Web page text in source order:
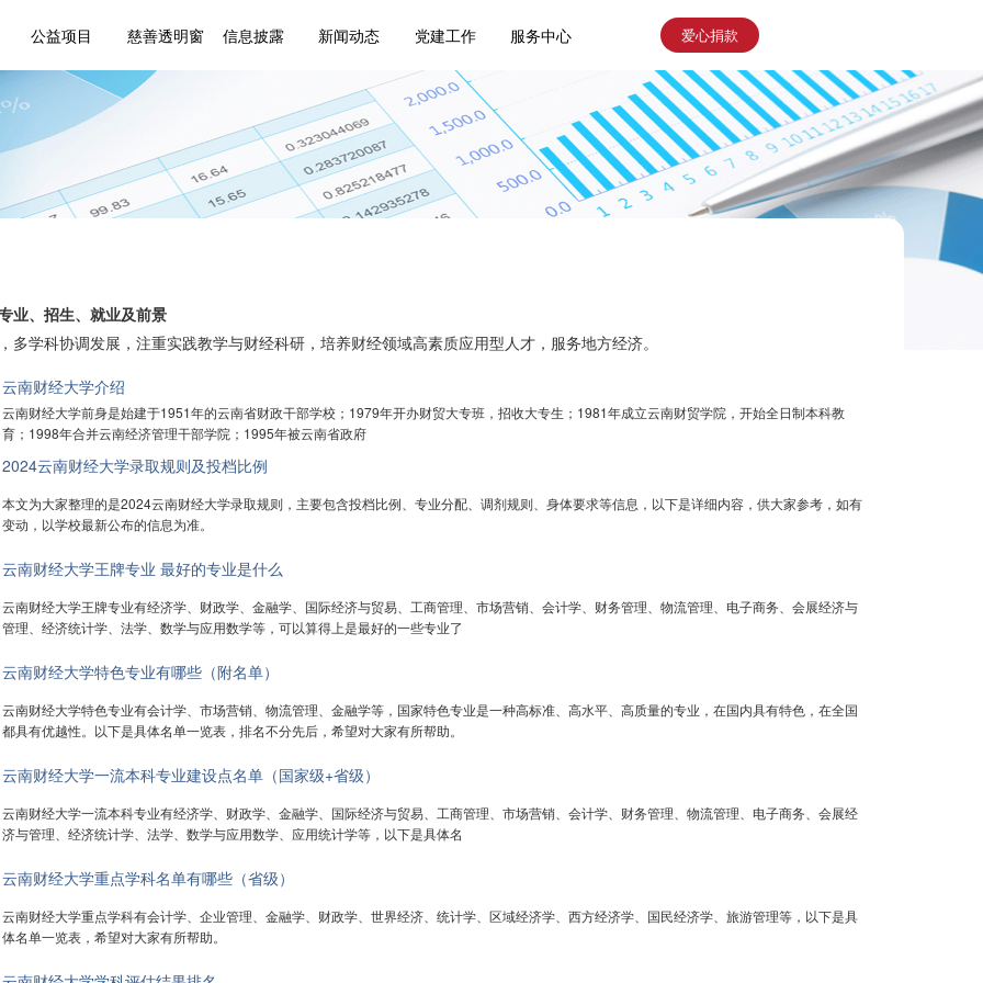
公益项目 慈善透明窗 信息披露 新闻动态 党建工作 服务中心 爱心捐款
业、招生、就业及前景
多学科协调发展，注重实践教学与财经科研，培养财经领域高素质应用型人才，服务地方经济。
云南财经大学介绍
云南财经大学前身是始建于1951年的云南省财政干部学校；1979年开办财贸大专班，招收大专生；1981年成立云南财贸学院，开始全日制本科教
育；1998年合并云南经济管理干部学院；1995年被云南省政府
2024云南财经大学录取规则及投档比例
本文为大家整理的是2024云南财经大学录取规则，主要包含投档比例、专业分配、调剂规则、身体要求等信息，以下是详细内容，供大家参考，如有
变动，以学校最新公布的信息为准。
云南财经大学王牌专业 最好的专业是什么
云南财经大学王牌专业有经济学、财政学、金融学、国际经济与贸易、工商管理、市场营销、会计学、财务管理、物流管理、电子商务、会展经济与
管理、经济统计学、法学、数学与应用数学等，可以算得上是最好的一些专业了
云南财经大学特色专业有哪些（附名单）
云南财经大学特色专业有会计学、市场营销、物流管理、金融学等，国家特色专业是一种高标准、高水平、高质量的专业，在国内具有特色，在全国
都具有优越性。以下是具体名单一览表，排名不分先后，希望对大家有所帮助。
云南财经大学一流本科专业建设点名单（国家级+省级）
云南财经大学一流本科专业有经济学、财政学、金融学、国际经济与贸易、工商管理、市场营销、会计学、财务管理、物流管理、电子商务、会展经
济与管理、经济统计学、法学、数学与应用数学、应用统计学等，以下是具体名
云南财经大学重点学科名单有哪些（省级）
云南财经大学重点学科有会计学、企业管理、金融学、财政学、世界经济、统计学、区域经济学、西方经济学、国民经济学、旅游管理等，以下是具
体名单一览表，希望对大家有所帮助。